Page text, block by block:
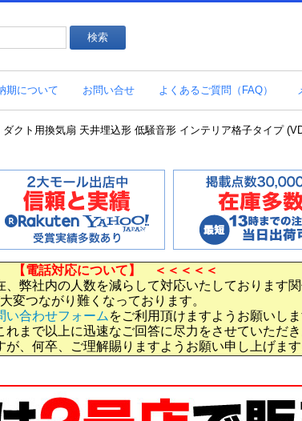
期について お問い合せ よくあるご質問（FAQ）
クト用換気扇 天井埋込形 低騒音形 インテリア格子タイプ
【電話対応について】 ＜＜＜＜＜
、弊社内の人数を減らして対応いたしております
変つながり難くなっております。
い合わせフォーム をご利用頂けますようお願いしま
まで以上に迅速なご回答に尽力をさせていただき
、何卒、ご理解賜りますようお願い申し上げます